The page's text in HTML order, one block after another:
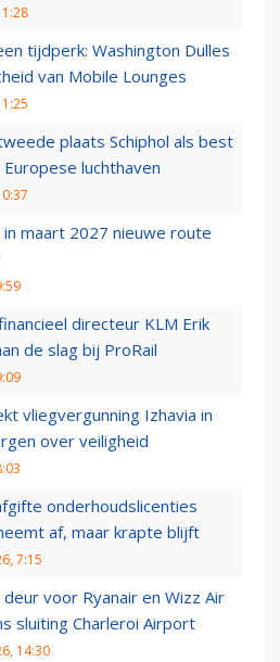
tijdperk: Washington Dulles
van Mobile Lounges
plaats Schiphol als best
luchthaven
maart 2027 nieuwe route
directeur KLM Erik
de slag bij ProRail
vliegvergunning Izhavia in
over veiligheid
onderhoudslicenties
af, maar krapte blijft
7:15
deur voor Ryanair en Wizz Air
sluiting Charleroi Airport
14:30